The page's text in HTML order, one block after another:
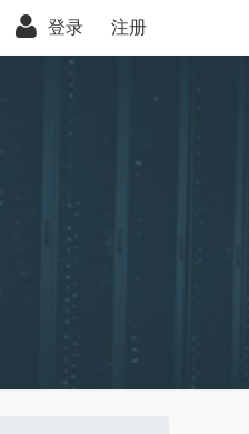
登录 注册